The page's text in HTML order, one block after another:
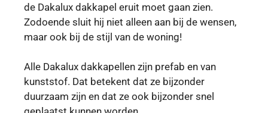
de Dakalux dakkapel eruit moet gaan zien.
Zodoende sluit hij niet alleen aan bij de wensen,
maar ook bij de stijl van de woning!
Alle Dakalux dakkapellen zijn prefab en van
kunststof. Dat betekent dat ze bijzonder
duurzaam zijn en dat ze ook bijzonder snel